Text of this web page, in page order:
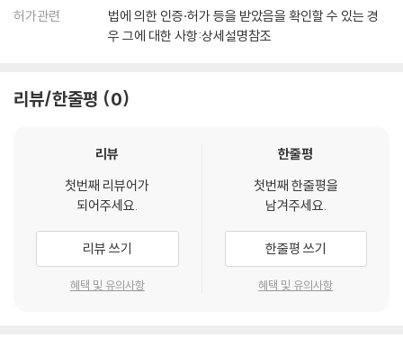
허가관련
법에 의한 인증·허가 등을 받았음을 확인할 수 있는 경
우 그에 대한 사항:상세설명참조
리뷰/한줄평 0
리뷰
첫번째 리뷰어가
되어주세요.
리뷰 쓰기
혜택 및 유의사항
한줄평
첫번째 한줄평을
남겨주세요.
한줄평 쓰기
혜택 및 유의사항